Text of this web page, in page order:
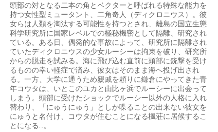
頭部の対となる二本の角とベクターと呼ばれる特殊な能力を
持つ女性型ミュータント、二角奇人（ディクロニウス）。彼
女らは人類を淘汰する可能性を持つとされ、離島の国立生態
科学研究所に国家レベルでの極秘機密として隔離、研究され
ている。ある日、偶発的な事故によって、研究所に隔離され
ていたディクロニウスの少女ルーシーは拘束を破り、研究所
からの脱走を試みる。海に飛び込む直前に頭部に銃撃を受け
るものの幸い軽症で済み、彼女はそのまま海へ投げ出され
る。一方、大学に通うため親戚を頼りに鎌倉にやってきた青
年コウタは、いとこのユカと由比ヶ浜でルーシーに出会って
しまう。頭部に受けたショックでルーシー以外の人格に入れ
替わり、「にゅうにゅう」としか喋ることの出来ない彼女を
にゅうと名付け、コウタが住むことになる楓荘に居候するこ
とになる…。